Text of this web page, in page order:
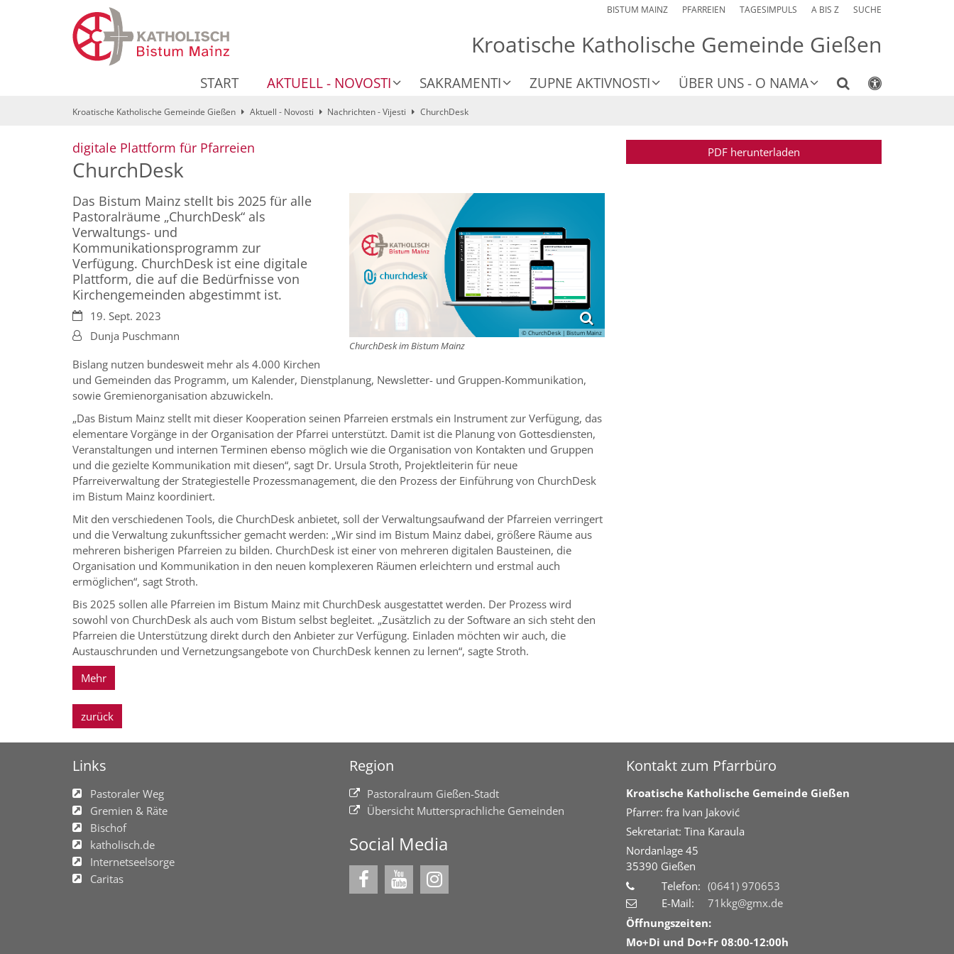
BISTUM MAINZ PFARREIEN TAGESIMPULS A BIS Z SUCHE
Kroatische Katholische Gemeinde Gießen
START AKTUELL - NOVOSTI SAKRAMENTI ZUPNE AKTIVNOSTI ÜBER UNS - O NAMA
Kroatische Katholische Gemeinde Gießen Aktuell - Novosti Nachrichten - Vijesti ChurchDesk
digitale Plattform für Pfarreien
ChurchDesk
© ChurchDesk | Bistum Mainz
ChurchDesk im Bistum Mainz
Das Bistum Mainz stellt bis 2025 für alle
Pastoralräume „ChurchDesk“ als
Verwaltungs- und
Kommunikationsprogramm zur
Verfügung. ChurchDesk ist eine digitale
Plattform, die auf die Bedürfnisse von
Kirchengemeinden abgestimmt ist.
Datum:19. Sept. 2023
Von:Dunja Puschmann
Bislang nutzen bundesweit mehr als 4.000 Kirchen
und Gemeinden das Programm, um Kalender, Dienstplanung, Newsletter- und Gruppen-Kommunikation,
sowie Gremienorganisation abzuwickeln.
„Das Bistum Mainz stellt mit dieser Kooperation seinen Pfarreien erstmals ein Instrument zur Verfügung, das
elementare Vorgänge in der Organisation der Pfarrei unterstützt. Damit ist die Planung von Gottesdiensten,
Veranstaltungen und internen Terminen ebenso möglich wie die Organisation von Kontakten und Gruppen
und die gezielte Kommunikation mit diesen“, sagt Dr. Ursula Stroth, Projektleiterin für neue
Pfarreiverwaltung der Strategiestelle Prozessmanagement, die den Prozess der Einführung von ChurchDesk
im Bistum Mainz koordiniert.
Mit den verschiedenen Tools, die ChurchDesk anbietet, soll der Verwaltungsaufwand der Pfarreien verringert
und die Verwaltung zukunftssicher gemacht werden: „Wir sind im Bistum Mainz dabei, größere Räume aus
mehreren bisherigen Pfarreien zu bilden. ChurchDesk ist einer von mehreren digitalen Bausteinen, die
Organisation und Kommunikation in den neuen komplexeren Räumen erleichtern und erstmal auch
ermöglichen“, sagt Stroth.
Bis 2025 sollen alle Pfarreien im Bistum Mainz mit ChurchDesk ausgestattet werden. Der Prozess wird
sowohl von ChurchDesk als auch vom Bistum selbst begleitet. „Zusätzlich zu der Software an sich steht den
Pfarreien die Unterstützung direkt durch den Anbieter zur Verfügung. Einladen möchten wir auch, die
Austauschrunden und Vernetzungsangebote von ChurchDesk kennen zu lernen“, sagte Stroth.
Mehr
zurück
PDF herunterladen
Links
Pastoraler Weg
Gremien & Räte
Bischof
katholisch.de
Internetseelsorge
Caritas
Region
Pastoralraum Gießen-Stadt
Übersicht Muttersprachliche Gemeinden
Social Media
Kontakt zum Pfarrbüro
Kroatische Katholische Gemeinde Gießen
Pfarrer: fra Ivan Jaković
Sekretariat: Tina Karaula
Nordanlage 45
35390 Gießen
Telefon: (0641) 970653
E-Mail:
71kkg@gmx.de
Öffnungszeiten:
Mo+Di und Do+Fr 08:00-12:00h